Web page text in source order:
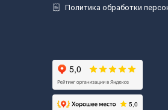
Политика обработки